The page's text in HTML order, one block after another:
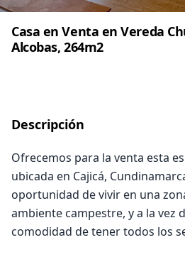
Casa en Venta en Vereda
Alcobas, 264m2
Descripción
Ofrecemos para la venta esta
ubicada en Cajicá,
oportunidad de vivir en una
ambiente campestre, y a la vez
comodidad de tener todos los